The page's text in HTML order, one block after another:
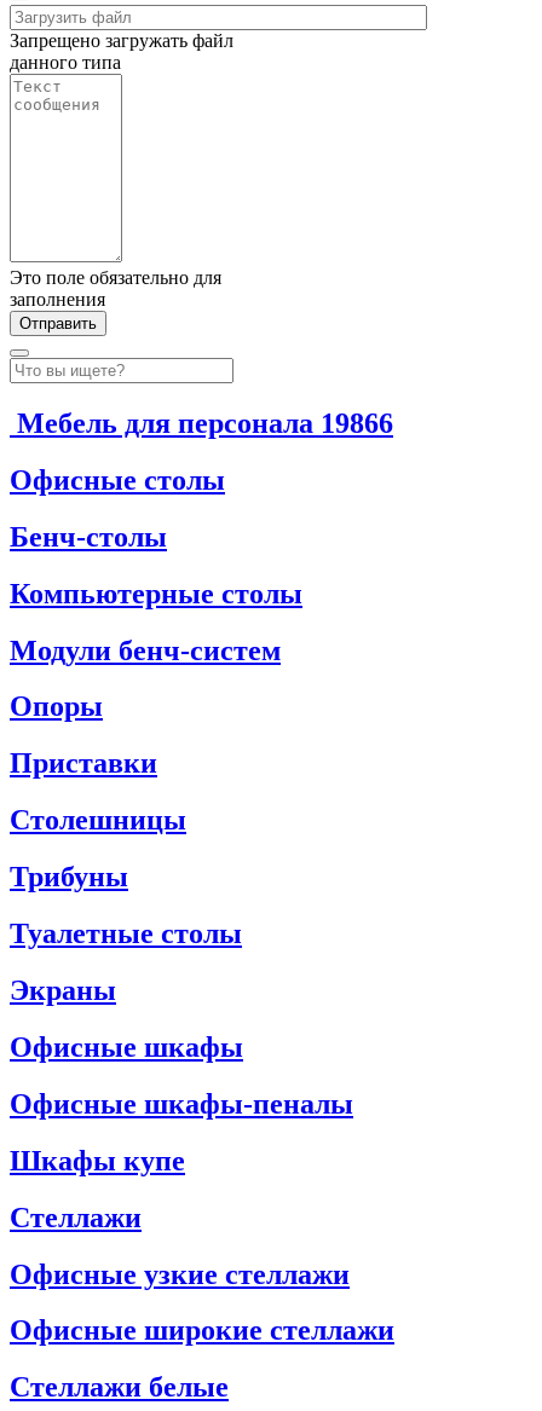
Запрещено загружать файл
данного типа
Это поле обязательно для
заполнения
Мебель для персонала 19866
Офисные столы
Бенч-столы
Компьютерные столы
Модули бенч-систем
Опоры
Приставки
Столешницы
Трибуны
Туалетные столы
Экраны
Офисные шкафы
Офисные шкафы-пеналы
Шкафы купе
Стеллажи
Офисные узкие стеллажи
Офисные широкие стеллажи
Стеллажи белые